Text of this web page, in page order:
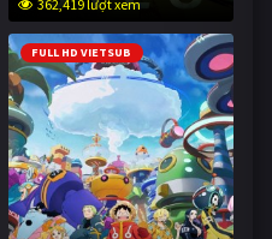
362,419 lượt xem
FULL HD VIETSUB